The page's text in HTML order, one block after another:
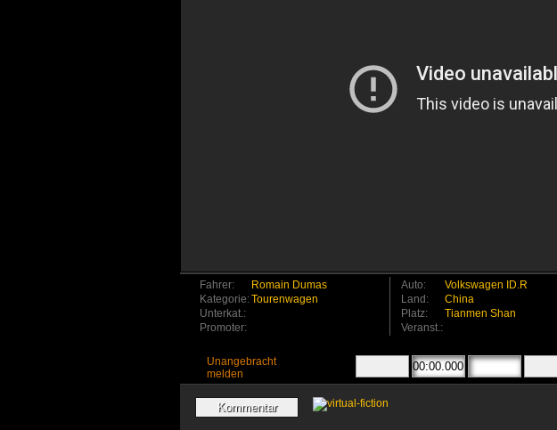
Fahrer:
Romain Dumas
Kategorie:Tourenwagen
Unterkat.:
Promoter:
Auto:
Volkswagen ID.R
Land:
China
Platz:
Tianmen Shan
Veranst.:
Unangebracht
melden
Kommentar